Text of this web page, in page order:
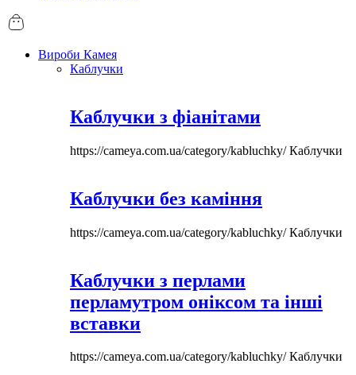
Вироби Камея
Каблучки
Каблучки з фіанітами
https://cameya.com.ua/category/kabluchky/Каблучки
Каблучки без каміння
https://cameya.com.ua/category/kabluchky/Каблучки
Каблучки з перлами
перламутром оніксом та інші
вставки
https://cameya.com.ua/category/kabluchky/Каблучки